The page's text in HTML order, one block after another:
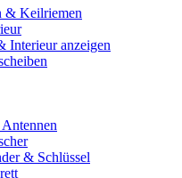
& Keilriemen
Interieur anzeigen
& Schlüssel